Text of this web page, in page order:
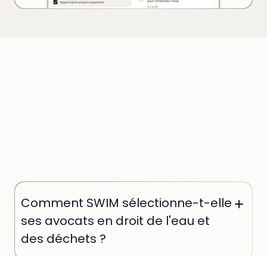
Comment SWIM sélectionne-t-elle
ses avocats en droit de l'eau et
des déchets ?